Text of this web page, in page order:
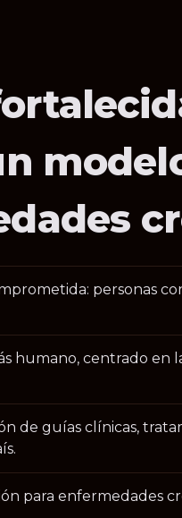
personas
humano, centrado en
de guías clínicas,
para enfermedades